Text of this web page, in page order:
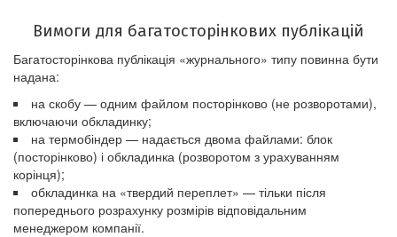
Вимоги для багатосторінкових публікацій
Багатосторінкова публікація «журнального» типу повинна бути
надана:
на скобу — одним файлом посторінково (не розворотами),
включаючи обкладинку;
на термобіндер — надається двома файлами: блок
(посторінково) і обкладинка (розворотом з урахуванням
корінця);
обкладинка на «твердий переплет» — тільки після
попереднього розрахунку розмірів відповідальним
менеджером компанії.